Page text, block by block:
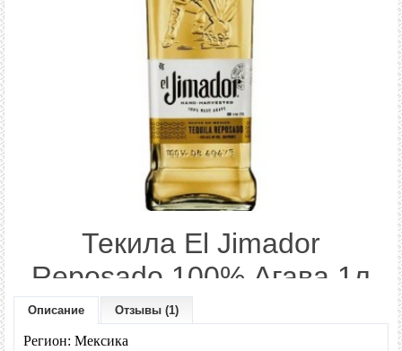
Текила El Jimador
Reposado 100% Агава 1л
Производитель:
Описание Отзывы (1)
Регион: Мексика